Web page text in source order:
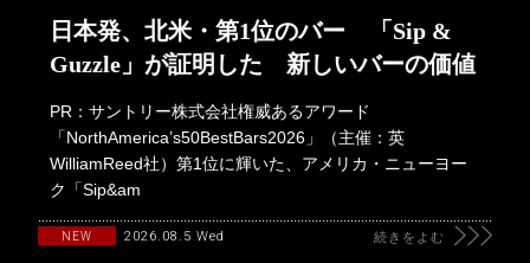
日本発、北米・第1位のバー 「Sip &
Guzzle」が証明した 新しいバーの価値
PR：サントリー株式会社権威あるアワード
「NorthAmerica’s50BestBars2026」（主催：英
WilliamReed社）第1位に輝いた、アメリカ・ニューヨー
ク「Sip&am
NEW 2026.08.5 Wed 続きをよむ